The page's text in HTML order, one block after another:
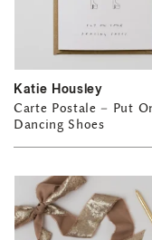
Katie Housley
Carte Postale – Put
Dancing Shoes